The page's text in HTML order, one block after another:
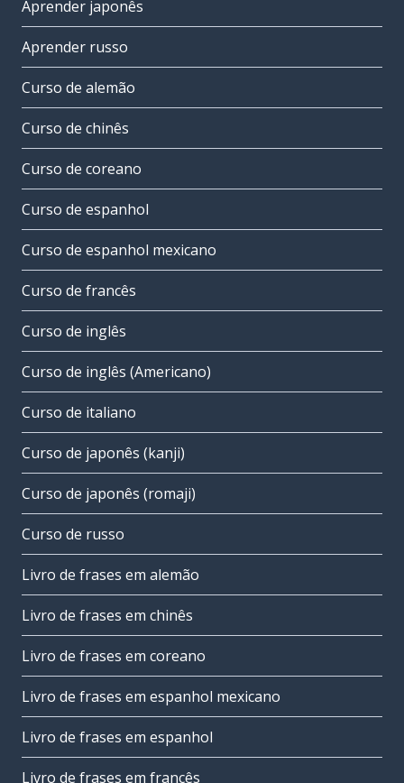
Aprender japonês
Aprender russo
Curso de alemão
Curso de chinês
Curso de coreano
Curso de espanhol
Curso de espanhol mexicano
Curso de francês
Curso de inglês
Curso de inglês (Americano)
Curso de italiano
Curso de japonês (kanji)
Curso de japonês (romaji)
Curso de russo
Livro de frases em alemão
Livro de frases em chinês
Livro de frases em coreano
Livro de frases em espanhol mexicano
Livro de frases em espanhol
Livro de frases em francês